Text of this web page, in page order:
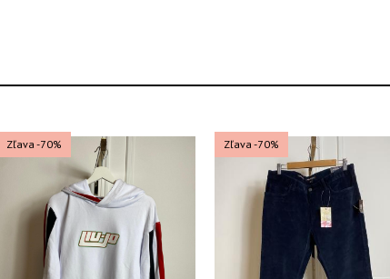
Zľava -70% Zľava -70%